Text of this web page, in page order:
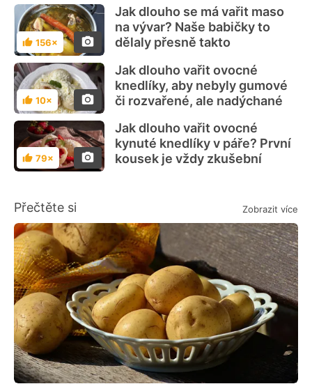
Hodnocení
156×
Jak dlouho se má vařit maso
na vývar? Naše babičky to
dělaly přesně takto
Hodnocení
10×
Jak dlouho vařit ovocné
knedlíky, aby nebyly gumové
či rozvařené, ale nadýchané
Hodnocení
79×
Jak dlouho vařit ovocné
kynuté knedlíky v páře? První
kousek je vždy zkušební
Přečtěte si Zobrazit více